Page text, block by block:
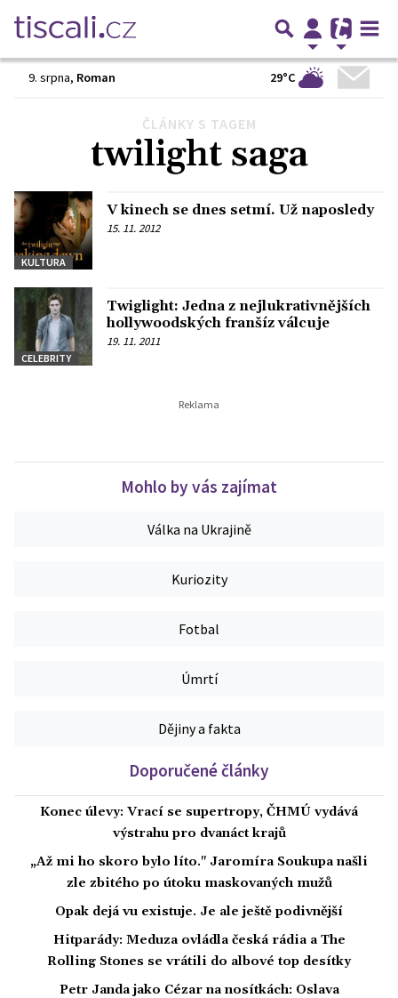
9. srpna, Roman 29°C
ČLÁNKY S TAGEM
twilight saga
KULTURA
V kinech se dnes setmí. Už naposledy
15. 11. 2012
CELEBRITY
Twiglight: Jedna z nejlukrativnějších
hollywoodských franšíz válcuje
19. 11. 2011
Mohlo by vás zajímat
Válka na Ukrajině
Kuriozity
Fotbal
Úmrtí
Dějiny a fakta
Doporučené články
Konec úlevy: Vrací se supertropy, ČHMÚ vydává
výstrahu pro dvanáct krajů
„Až mi ho skoro bylo líto." Jaromíra Soukupa našli
zle zbitého po útoku maskovaných mužů
Opak dejá vu existuje. Je ale ještě podivnější
Hitparády: Meduza ovládla česká rádia a The
Rolling Stones se vrátili do albové top desítky
Petr Janda jako Cézar na nosítkách: Oslava